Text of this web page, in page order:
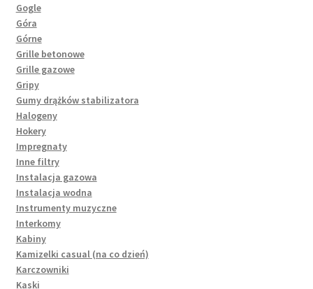
Gogle
Góra
Górne
Grille betonowe
Grille gazowe
Gripy
Gumy drążków stabilizatora
Halogeny
Hokery
Impregnaty
Inne filtry
Instalacja gazowa
Instalacja wodna
Instrumenty muzyczne
Interkomy
Kabiny
Kamizelki casual (na co dzień)
Karczowniki
Kaski